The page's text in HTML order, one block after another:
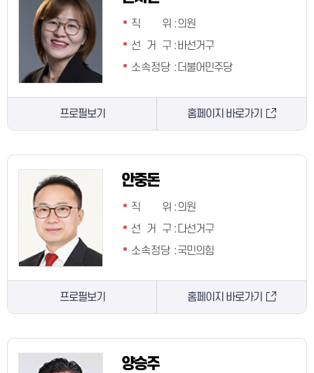
직 위
:의원
선 거 구 : 바선거구
소속정당 : 더불어민주당
프로필보기 홈페이지 바로가기
안중돈
직 위
:의원
선 거 구 : 다선거구
소속정당 :국민의힘
프로필보기 홈페이지 바로가기
양승주